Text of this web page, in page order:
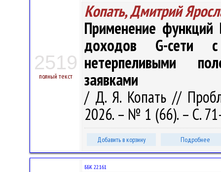
2519
полный текст
Копать, Дмитрий
Применение
доходов G-сети
нетерпеливыми
заявками
/ Д. Я. Копать //
2026. – № 1 (66). – С.
Добавить в корзину Подробнее
ББК 22.161